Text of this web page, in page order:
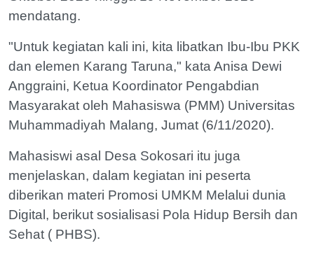
mendatang.
"Untuk kegiatan kali ini, kita libatkan Ibu-Ibu PKK
dan elemen Karang Taruna," kata Anisa Dewi
Anggraini, Ketua Koordinator Pengabdian
Masyarakat oleh Mahasiswa (PMM) Universitas
Muhammadiyah Malang, Jumat (6/11/2020).
Mahasiswi asal Desa Sokosari itu juga
menjelaskan, dalam kegiatan ini peserta
diberikan materi Promosi UMKM Melalui dunia
Digital, berikut sosialisasi Pola Hidup Bersih dan
Sehat ( PHBS).